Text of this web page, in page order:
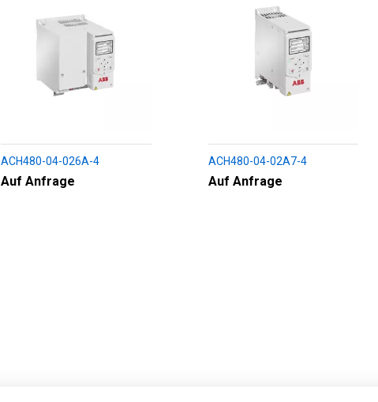
ACH480-04-026A-4
Auf Anfrage
ACH480-04-02A7-4
Auf Anfrage